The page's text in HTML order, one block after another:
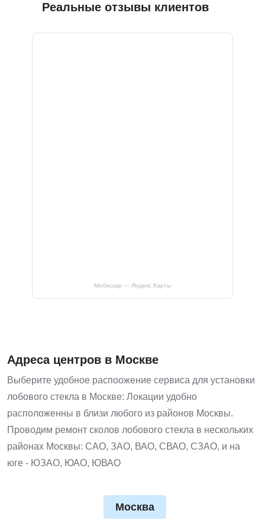
Реальные отзывы клиентов
Мобискар — Яндекс.Карты
Адреса центров в Москве
Выберите удобное распоожение сервиса для установки
лобового стекла в Москве: Локации удобно
расположенны в близи любого из районов Москвы.
Проводим ремонт сколов лобового стекла в нескольких
районах Москвы: САО, ЗАО, ВАО, СВАО, СЗАО, и на
юге - ЮЗАО, ЮАО, ЮВАО
Москва